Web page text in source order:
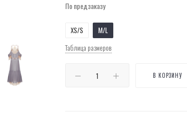
По предзаказу
XS/S M/L
Таблица размеров
В КОРЗИНУ